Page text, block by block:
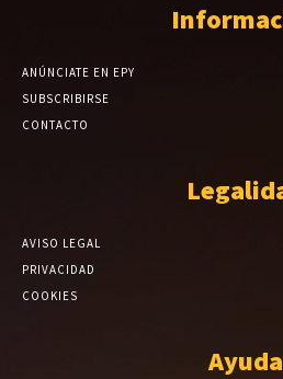
ANÚNCIATE EN EPY
SUBSCRIBIRSE
CONTACTO
AVISO LEGAL
PRIVACIDAD
COOKIES
Ayuda